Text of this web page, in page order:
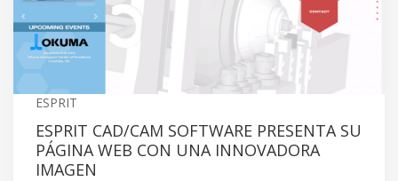
ESPRIT
ESPRIT CAD/CAM SOFTWARE PRESENTA SU
PÁGINA WEB CON UNA INNOVADORA
IMAGEN